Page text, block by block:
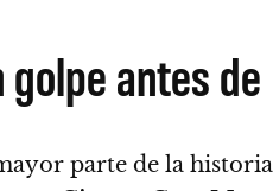
golpe antes
parte de la